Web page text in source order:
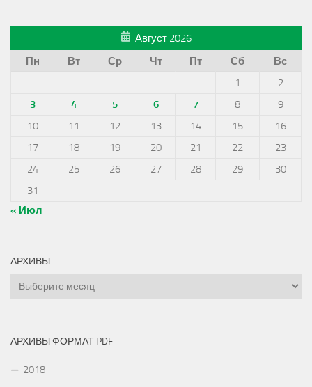
Август 2026
Пн
Вт Ср Чт Пт Сб
Вс
1
2
3
4 5 6 7 8
9
10
11 12 13 14 15
16
17
18 19 20 21 22
23
24
25 26 27 28 29
30
31
« Июл
АРХИВЫ
Архивы
АРХИВЫ ФОРМАТ PDF
2018